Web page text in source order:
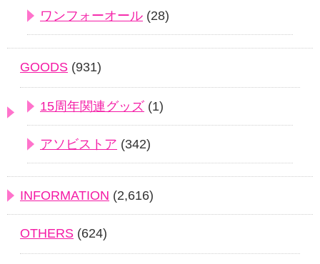
ワンフォーオール (28)
GOODS (931)
15周年関連グッズ (1)
アソビストア (342)
INFORMATION (2,616)
OTHERS (624)